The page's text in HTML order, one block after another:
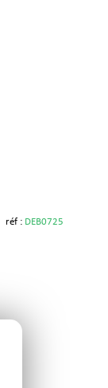
réf : DEB0725